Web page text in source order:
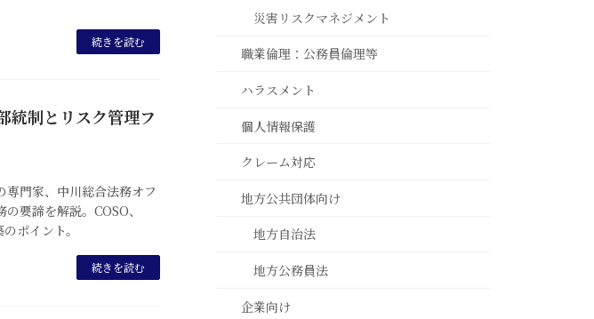
続きを読む
統制とリスク管理フ
専門家、中川総合法務オフ
要諦を解説。COSO、
ポイント。
続きを読む
災害リスクマネジメント
職業倫理：公務員倫理等
ハラスメント
個人情報保護
クレーム対応
地方公共団体向け
地方自治法
地方公務員法
企業向け